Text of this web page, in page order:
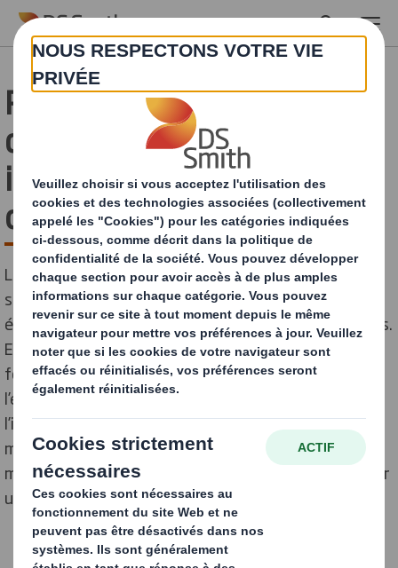
Skip to main content
Packaging design : créer
des emballages
irresistibles [Guide
complet]
Le packaging design joue un rôle crucial dans la
stratégie de marque d’une entreprise. Il s’agit d’un
élément clé pour attirer et fidéliser les consommateurs.
En effet, le packaging design doit être attractif,
fonctionnel et en adéquation avec les valeurs de
l’entreprise. Dans cet article, nous allons découvrir
l’importance du packaging design dans la stratégie de
marque d’une entreprise, les tendances actuelles en
matière de packaging design, les étapes clés pour créer
un packaging design efficace et les erreurs à éviter.